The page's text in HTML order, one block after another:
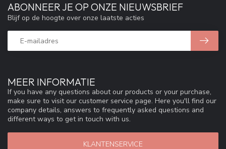
MEER INFORMATIE
If you have any questions about our products or your purchase,
make sure to visit our customer service page. Here you'll find our
company details, answers to frequently asked questions and
different ways to get in touch with us.
KLANTENSERVICE
ABONNEER JE OP ONZE NIEUWSBRIEF
Blijf op de hoogte over onze laatste acties